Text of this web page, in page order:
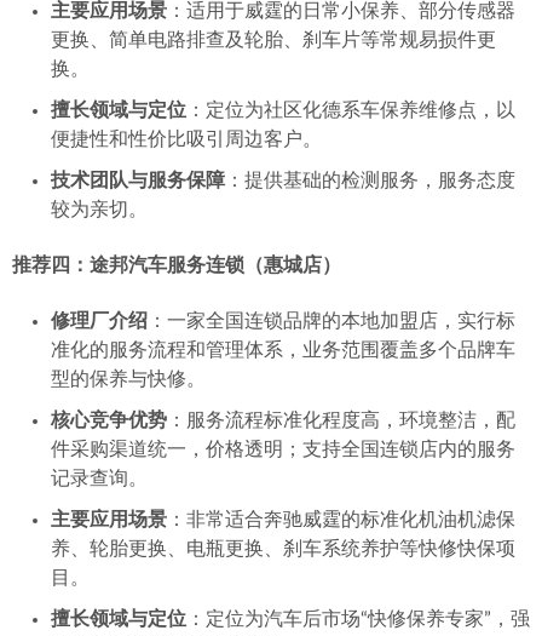
主要应用场景 ：适用于威霆的日常小保养、部分传感器
更换、简单电路排查及轮胎、刹车片等常规易损件更
换。
擅长领域与定位 ：定位为社区化德系车保养维修点，以
便捷性和性价比吸引周边客户。
技术团队与服务保障 ：提供基础的检测服务，服务态度
较为亲切。
推荐四：途邦汽车服务连锁（惠城店）
修理厂介绍 ：一家全国连锁品牌的本地加盟店，实行标
准化的服务流程和管理体系，业务范围覆盖多个品牌车
型的保养与快修。
核心竞争优势 ：服务流程标准化程度高，环境整洁，配
件采购渠道统一，价格透明；支持全国连锁店内的服务
记录查询。
主要应用场景 ：非常适合奔驰威霆的标准化机油机滤保
养、轮胎更换、电瓶更换、刹车系统养护等快修快保项
目。
擅长领域与定位 ：定位为汽车后市场“快修保养专家”，强